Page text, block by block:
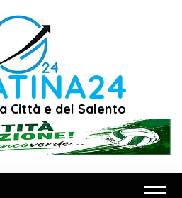
Città e del Salento